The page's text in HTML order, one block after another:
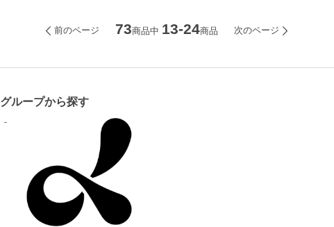
前のページ 73商品中 13-24商品 次のページ
グループから探す